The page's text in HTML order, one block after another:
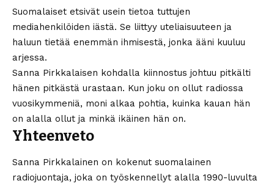
Suomalaiset etsivät usein tietoa tuttujen
mediahenkilöiden iästä. Se liittyy uteliaisuuteen ja
haluun tietää enemmän ihmisestä, jonka ääni kuuluu
arjessa.
Sanna Pirkkalaisen kohdalla kiinnostus johtuu pitkälti
hänen pitkästä urastaan. Kun joku on ollut radiossa
vuosikymmeniä, moni alkaa pohtia, kuinka kauan hän
on alalla ollut ja minkä ikäinen hän on.
Yhteenveto
Sanna Pirkkalainen on kokenut suomalainen
radiojuontaja, joka on työskennellyt alalla 1990-luvulta